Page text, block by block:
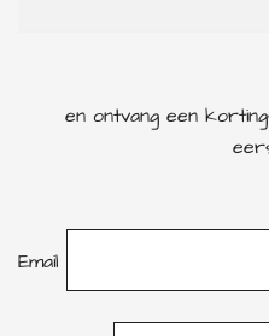
en ontvang een
Email